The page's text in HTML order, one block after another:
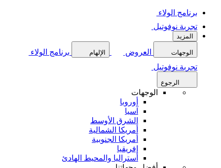
برنامج الولاء
تجربة نوفوتيل
المزيد
الوجهات العروض الإلهام
برنامج الولاء
تجربة نوفوتيل
الرجوع
الوجهات
أوروبا
آسيا
الشرق الأوسط
أمريكا الشمالية
أمريكا الجنوبية
إفريقيا
أستراليا والمحيط الهادئ